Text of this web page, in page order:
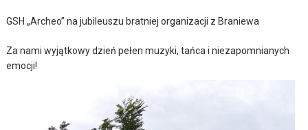
GSH „Archeo” na jubileuszu bratniej organizacji z Braniewa
Za nami wyjątkowy dzień pełen muzyki, tańca i niezapomnianych
emocji!